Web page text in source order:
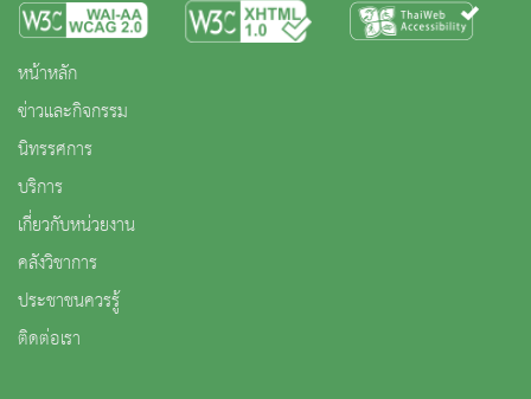
หน้าหลัก
ข่าวและกิจกรรม
นิทรรศการ
บริการ
เกี่ยวกับหน่วยงาน
คลังวิชาการ
ประชาชนควรรู้
ติดต่อเรา